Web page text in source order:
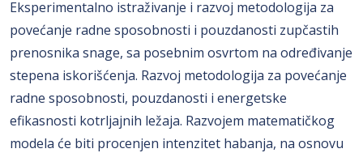
Eksperimentalno istraživanje i razvoj metodologija za
povećanje radne sposobnosti i pouzdanosti zupčastih
prenosnika snage, sa posebnim osvrtom na određivanje
stepena iskorišćenja. Razvoj metodologija za povećanje
radne sposobnosti, pouzdanosti i energetske
efikasnosti kotrljajnih ležaja. Razvojem matematičkog
modela će biti procenjen intenzitet habanja, na osnovu